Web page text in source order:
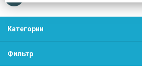
Категории
Фильтр